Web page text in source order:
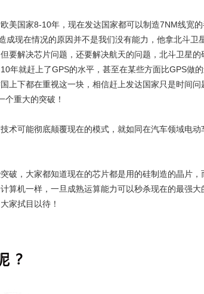
美国家8-10年，现在发达国家都可以制造7NM线宽
成现在情况的原因并不是我们没有能力，他拿北斗卫
要解决芯片问题，还要解决航天的问题，北斗卫星的
年就赶上了GPS的水平，甚至在某些方面比GPS做
上下都在重视这一块，相信赶上发达国家只是时间问
重大的突破！
术可能彻底颠覆现在的模式，就如同在汽车领域电动
破，大家都知道现在的芯片都是用的硅制造的晶片，
算机一样，一旦成熟运算能力可以秒杀现在的最强大
家拭目以待！